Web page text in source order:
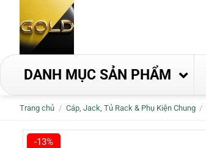
dung
DANH MỤC SẢN PHẨM
Trang chủ / Cáp, Jack, Tủ Rack & Phụ Kiện Chung /
-13%